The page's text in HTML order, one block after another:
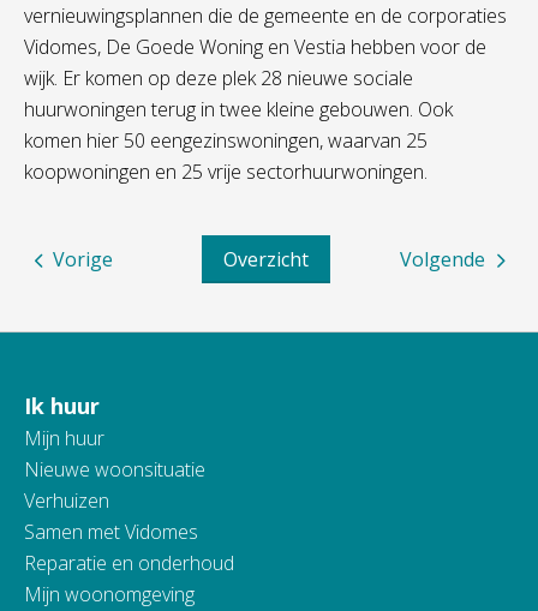
vernieuwingsplannen die de gemeente en de corporaties
Vidomes, De Goede Woning en Vestia hebben voor de
wijk. Er komen op deze plek 28 nieuwe sociale
huurwoningen terug in twee kleine gebouwen. Ook
komen hier 50 eengezinswoningen, waarvan 25
koopwoningen en 25 vrije sectorhuurwoningen.
Volgende
Overzicht
Vorige
Contactinformatie
Ik huur
Mijn huur
Nieuwe woonsituatie
Verhuizen
Samen met Vidomes
Reparatie en onderhoud
Mijn woonomgeving